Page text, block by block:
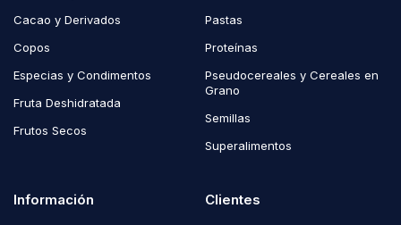
Cacao y Derivados
Copos
Especias y Condimentos
Fruta Deshidratada
Frutos Secos
Pastas
Proteínas
Pseudocereales y Cereales en
Grano
Semillas
Superalimentos
Información Clientes